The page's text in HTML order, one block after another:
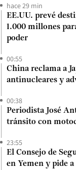
hace 29 min
EE.UU. prevé
1.000 millones
poder
00:55
China reclama a
antinucleares y
00:38
Periodista José
tránsito con
23:55
El Consejo de
en Yemen y pide